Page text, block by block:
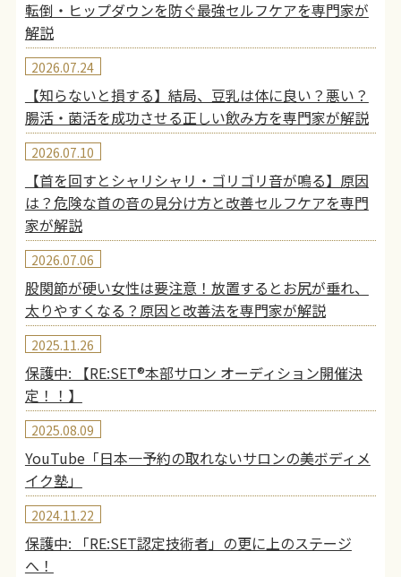
転倒・ヒップダウンを防ぐ最強セルフケアを専門家が
解説
【知らないと損する】結局、豆乳は体に良い？悪い？
腸活・菌活を成功させる正しい飲み方を専門家が解説
2026.07.24
【首を回すとシャリシャリ・ゴリゴリ音が鳴る】原因
は？危険な首の音の見分け方と改善セルフケアを専門
家が解説
2026.07.10
股関節が硬い女性は要注意！放置するとお尻が垂れ、
太りやすくなる？原因と改善法を専門家が解説
2026.07.06
保護中: 【RE:SET®︎本部サロン オーディション開催決
定！！】
2025.11.26
YouTube「日本一予約の取れないサロンの美ボディメ
イク塾」
2025.08.09
保護中: 「RE:SET認定技術者」の更に上のステージ
へ！
2024.11.22